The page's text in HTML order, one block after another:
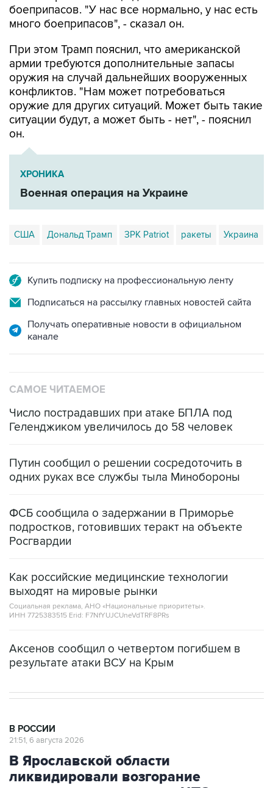
боеприпасов. "У нас все нормально, у нас есть
много боеприпасов", - сказал он.
При этом Трамп пояснил, что американской
армии требуются дополнительные запасы
оружия на случай дальнейших вооруженных
конфликтов. "Нам может потребоваться
оружие для других ситуаций. Может быть такие
ситуации будут, а может быть - нет", - пояснил
он.
ХРОНИКА
Военная операция на Украине
США Дональд Трамп ЗРК Patriot ракеты Украина
Купить подписку на профессиональную ленту
Подписаться на рассылку главных новостей сайта
Получать оперативные новости в официальном
канале
САМОЕ ЧИТАЕМОЕ
Число пострадавших при атаке БПЛА под
Геленджиком увеличилось до 58 человек
Путин сообщил о решении сосредоточить в
одних руках все службы тыла Минобороны
ФСБ сообщила о задержании в Приморье
подростков, готовивших теракт на объекте
Росгвардии
Как российские медицинские технологии
выходят на мировые рынки
Социальная реклама, АНО «Национальные приоритеты».
ИНН 7725383515 Erid: F7NfYUJCUneVdTRF8PRs
Аксенов сообщил о четвертом погибшем в
результате атаки ВСУ на Крым
В РОССИИ
21:51, 6 августа 2026
В Ярославской области
ликвидировали возгорание